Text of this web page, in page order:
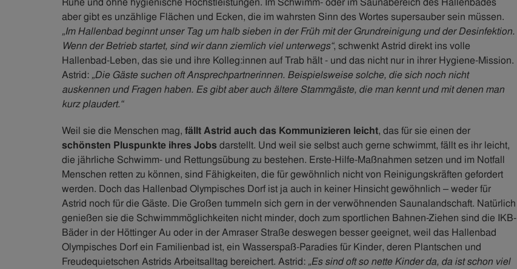
aber gibt es unzählige Flächen und Ecken, die im wahrsten Sinn des Wortes supersauber sein müssen.
„Im Hallenbad beginnt unser Tag um halb sieben in der Früh mit der Grundreinigung und der Desinfektion.
Wenn der Betrieb startet, sind wir dann ziemlich viel unterwegs“, schwenkt Astrid direkt ins volle
Hallenbad-Leben, das sie und ihre Kolleg:innen auf Trab hält - und das nicht nur in ihrer Hygiene-Mission.
Astrid: „Die Gäste suchen oft Ansprechpartnerinnen. Beispielsweise solche, die sich noch nicht
auskennen und Fragen haben. Es gibt aber auch ältere Stammgäste, die man kennt und mit denen man
kurz plaudert.“
Weil sie die Menschen mag, fällt Astrid auch das Kommunizieren leicht, das für sie einen der
schönsten Pluspunkte ihres Jobsdarstellt. Und weil sie selbst auch gerne schwimmt, fällt es ihr leicht,
die jährliche Schwimm- und Rettungsübung zu bestehen. Erste-Hilfe-Maßnahmen setzen und im Notfall
Menschen retten zu können, sind Fähigkeiten, die für gewöhnlich nicht von Reinigungskräften gefordert
werden. Doch das Hallenbad Olympisches Dorf ist ja auch in keiner Hinsicht gewöhnlich – weder für
Astrid noch für die Gäste. Die Großen tummeln sich gern in der verwöhnenden Saunalandschaft. Natürlich
genießen sie die Schwimmmöglichkeiten nicht minder, doch zum sportlichen Bahnen-Ziehen sind die IKB-
Bäder in der Höttinger Au oder in der Amraser Straße deswegen besser geeignet, weil das Hallenbad
Olympisches Dorf ein Familienbad ist, ein Wasserspaß-Paradies für Kinder, deren Plantschen und
Freudequietschen Astrids Arbeitsalltag bereichert. Astrid: „Es sind oft so nette Kinder da, da ist schon viel